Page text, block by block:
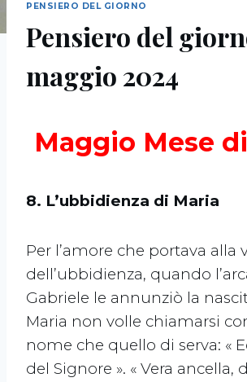
PENSIERO DEL GIORNO
Pensiero del
maggio 2024
Maggio Mese
8. L’ubbidienza di Maria
Per l’amore che portava alla
dell’ubbidienza, quando
Gabriele le annunziò la
Maria non volle chiamarsi
nome che quello di serva: «
del Signore ». « Vera ancella,